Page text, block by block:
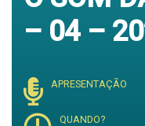
– 04 –
APRESENTAÇÃO
QUANDO?